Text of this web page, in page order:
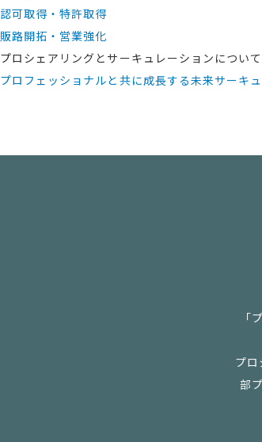
認可取得・特許取得
販路開拓・営業強化
プロシェアリングとサーキュレーションについ
プロフェッショナルと共に成長する未来サーキ
「
プ
部